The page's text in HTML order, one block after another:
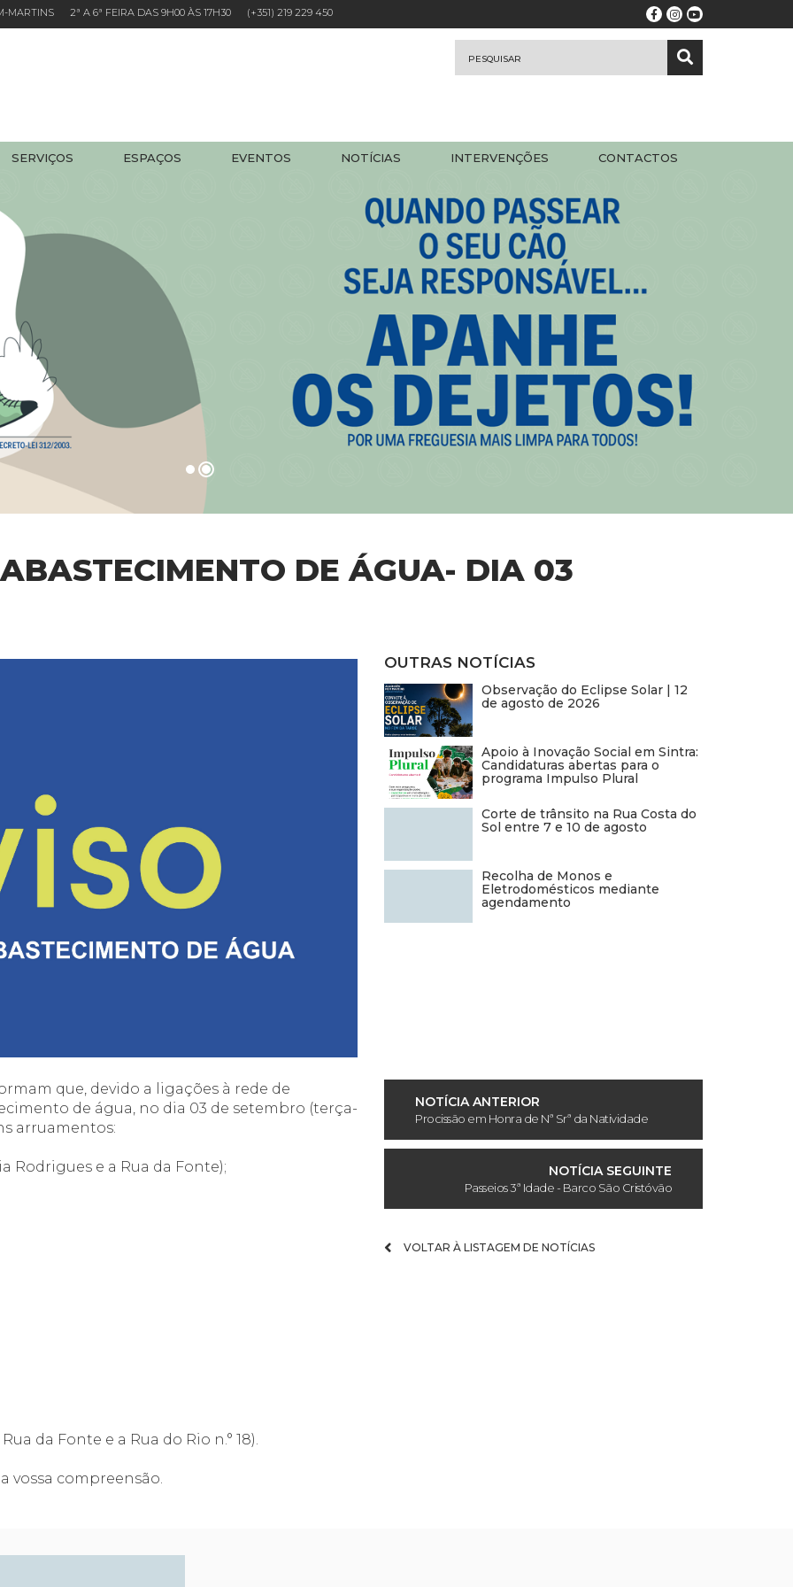
MARTINS 2ª A 6ª FEIRA DAS 9H00 ÀS 17H30 (+351) 219 229 450
SERVIÇOS ESPAÇOS EVENTOS NOTÍCIAS INTERVENÇÕES CONTACTOS
DE ÁGUA- DIA 03
OUTRAS NOTÍCIAS
Observação do Eclipse Solar | 12
de agosto de 2026
Apoio à Inovação Social em Sintra:
Candidaturas abertas para o
programa Impulso Plural
Corte de trânsito na Rua Costa do
Sol entre 7 e 10 de agosto
Recolha de Monos e
Eletrodomésticos mediante
agendamento
que, devido a ligações à rede de
de água, no dia 03 de setembro (terça-
arruamentos:
Rodrigues e a Rua da Fonte);
da Fonte e a Rua do Rio n.° 18).
vossa compreensão.
NOTÍCIA ANTERIOR
Procissão em Honra de Nª Srª da Natividade
NOTÍCIA SEGUINTE
Passeios 3ª Idade - Barco São Cristóvão
VOLTAR À LISTAGEM DE NOTÍCIAS